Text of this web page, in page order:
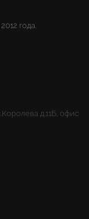
года.
д.11Б, офис